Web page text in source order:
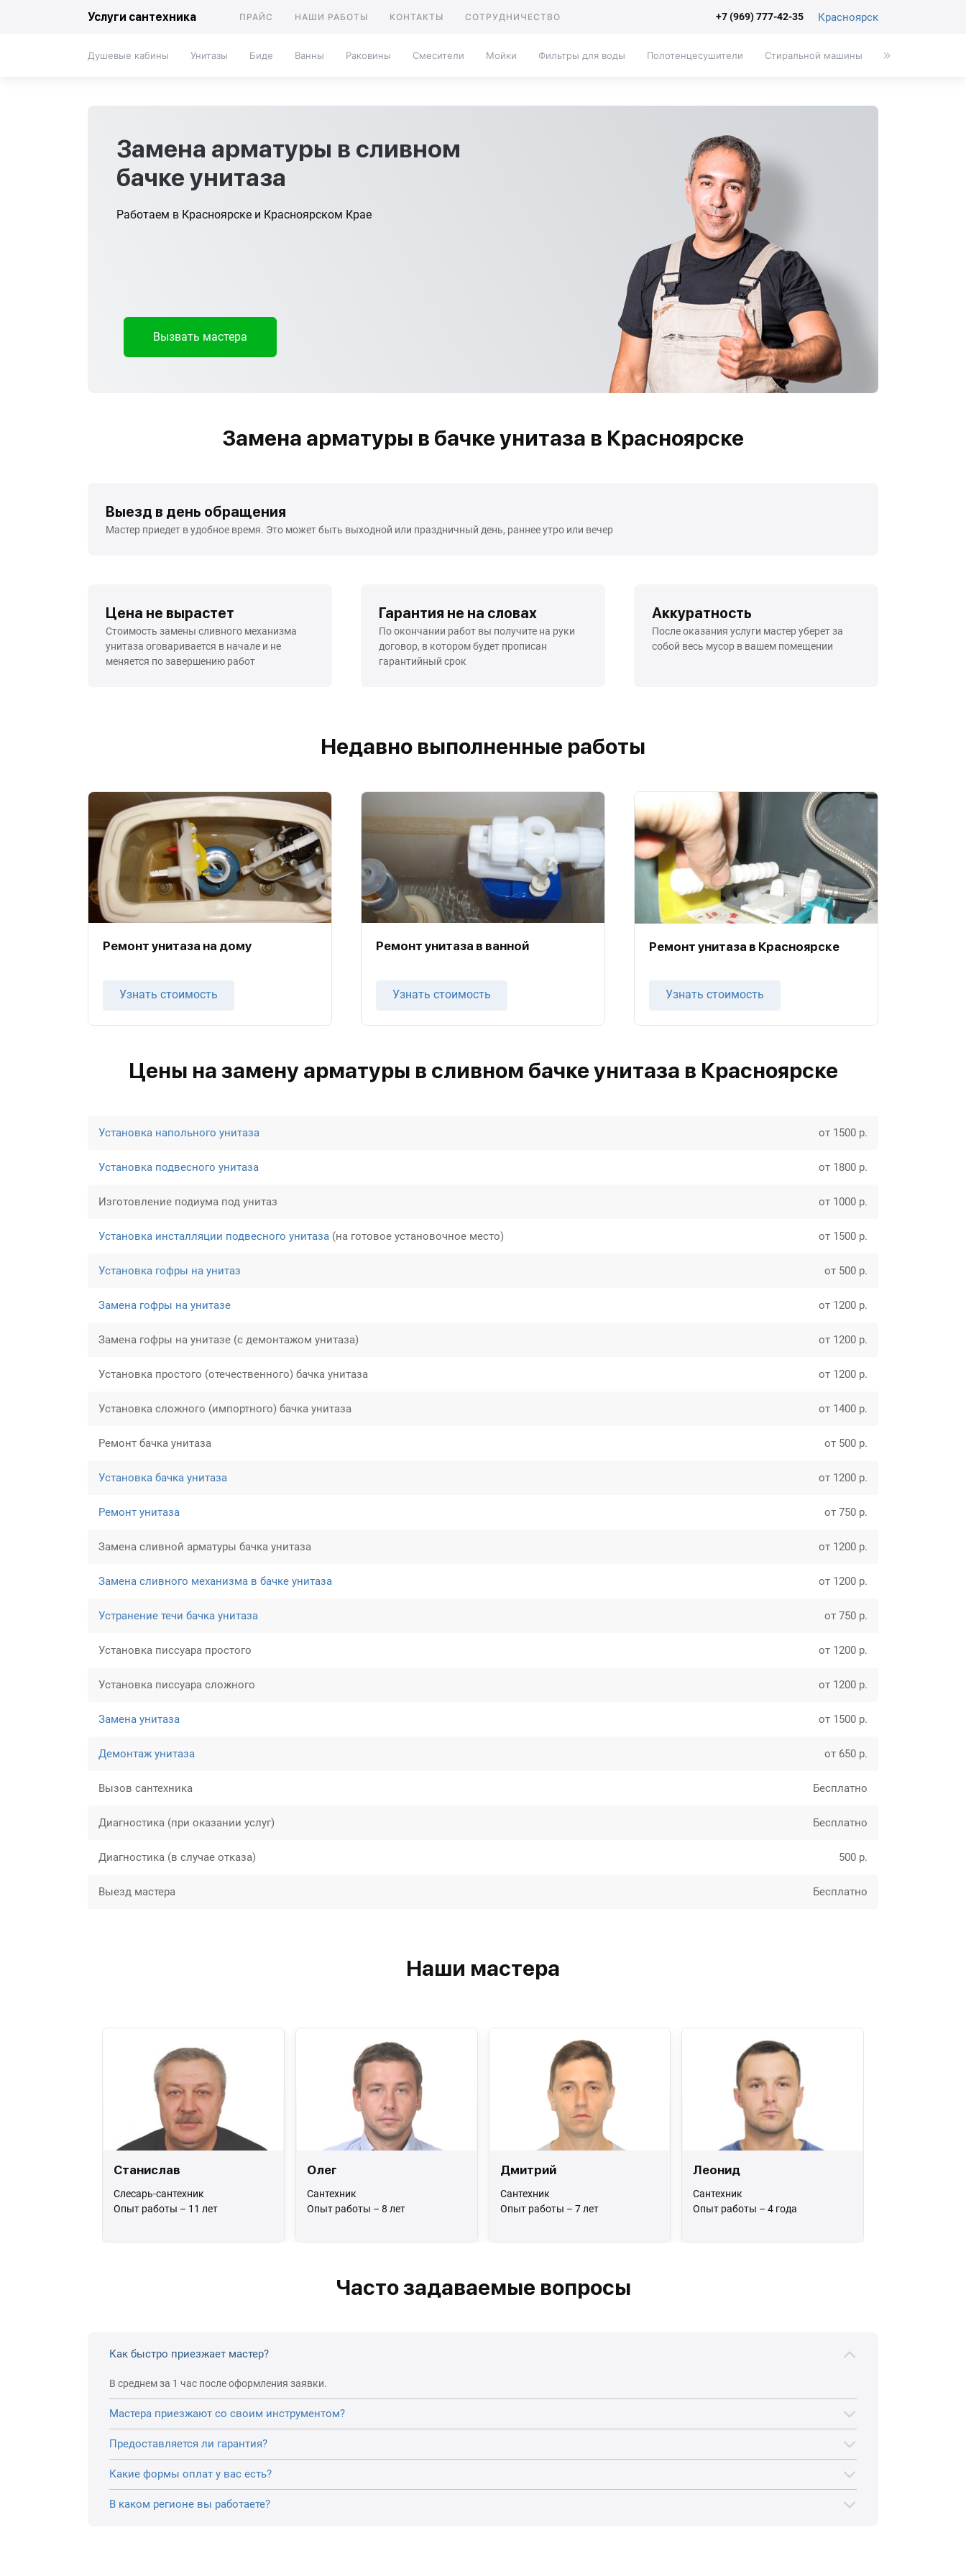
Услуги сантехника ПРАЙС НАШИ РАБОТЫ КОНТАКТЫ СОТРУДНИЧЕСТВО +7 (969) 777-42-35 Красноярск
Душевые кабины Унитазы Биде Ванны Раковины Смесители Мойки Фильтры для воды Полотенцесушители Стиральной машины Писсуары
Замена арматуры в сливном
бачке унитаза
Работаем в Красноярске и Красноярском Крае
Вызвать мастера
Замена арматуры в бачке унитаза в Красноярске
Выезд в день обращения
Мастер приедет в удобное время. Это может быть выходной или праздничный день, раннее утро или вечер
Цена не вырастет
Стоимость замены сливного механизма
унитаза оговаривается в начале и не
меняется по завершению работ
Гарантия не на словах
По окончании работ вы получите на руки
договор, в котором будет прописан
гарантийный срок
Аккуратность
После оказания услуги мастер уберет за
собой весь мусор в вашем помещении
Недавно выполненные работы
Ремонт унитаза на дому
Узнать стоимость
Ремонт унитаза в ванной
Узнать стоимость
Ремонт унитаза в Красноярске
Узнать стоимость
Цены на замену арматуры в сливном бачке унитаза в Красноярске
Установка напольного унитаза от 1500 р.
Установка подвесного унитаза от 1800 р.
Изготовление подиума под унитаз от 1000 р.
Установка инсталляции подвесного унитаза (на готовое установочное место) от 1500 р.
Установка гофры на унитаз от 500 р.
Замена гофры на унитазе от 1200 р.
Замена гофры на унитазе (с демонтажом унитаза) от 1200 р.
Установка простого (отечественного) бачка унитаза от 1200 р.
Установка сложного (импортного) бачка унитаза от 1400 р.
Ремонт бачка унитаза от 500 р.
Установка бачка унитаза от 1200 р.
Ремонт унитаза от 750 р.
Замена сливной арматуры бачка унитаза от 1200 р.
Замена сливного механизма в бачке унитаза от 1200 р.
Устранение течи бачка унитаза от 750 р.
Установка писсуара простого от 1200 р.
Установка писсуара сложного от 1200 р.
Замена унитаза от 1500 р.
Демонтаж унитаза от 650 р.
Вызов сантехника Бесплатно
Диагностика (при оказании услуг) Бесплатно
Диагностика (в случае отказа) 500 р.
Выезд мастера Бесплатно
Наши мастера
Станислав
Слесарь-сантехник
Опыт работы – 11 лет
Олег
Сантехник
Опыт работы – 8 лет
Дмитрий
Сантехник
Опыт работы – 7 лет
Леонид
Сантехник
Опыт работы – 4 года
Часто задаваемые вопросы
Как быстро приезжает мастер?
В среднем за 1 час после оформления заявки.
Мастера приезжают со своим инструментом?
Предоставляется ли гарантия?
Какие формы оплат у вас есть?
В каком регионе вы работаете?